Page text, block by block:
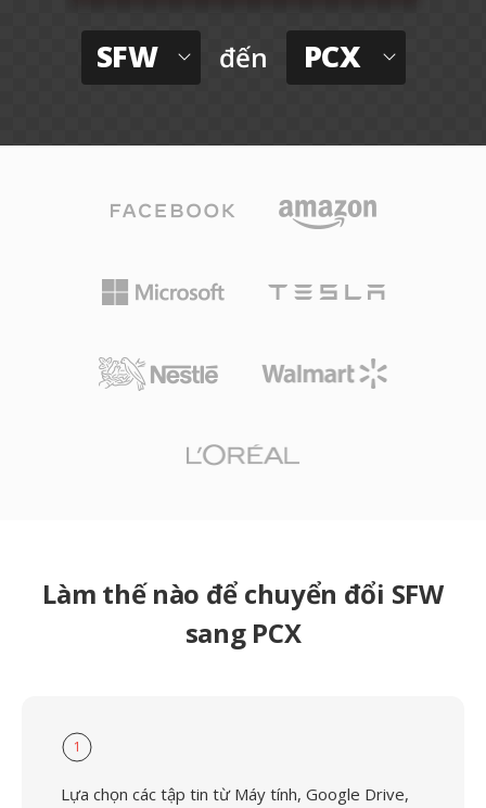
SFW đến PCX
Làm thế nào để chuyển đổi SFW
sang PCX
1
Lựa chọn các tập tin từ Máy tính, Google Drive,